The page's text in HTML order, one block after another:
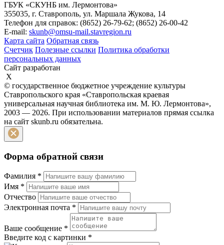
ГБУК «СКУНБ им. Лермонтова»
355035, г. Ставрополь, ул. Маршала Жукова, 14
Телефон для справок: (8652) 26-79-62; (8652) 26-00-42
E-mail: skunb@omsu-mail.stavregion.ru
Карта сайта Обратная связь
Счетчик Полезные ссылки Политика обработки
персональных данных
Сайт разработан
X
© государственное бюджетное учреждение культуры
Ставропольского края «Ставропольская краевая
универсальная научная библиотека им. М. Ю. Лермонтова»,
2003 — 2026. При использовании материалов прямая ссылка
на сайт skunb.ru обязательна.
Форма обратной связи
Фамилия *
Имя *
Отчество
Электронная почта *
Ваше сообщение *
Введите код с картинки *